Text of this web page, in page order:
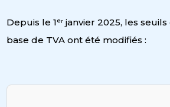
Depuis le 1ᵉʳ janvier 2025, les
base de TVA ont été modifiés :